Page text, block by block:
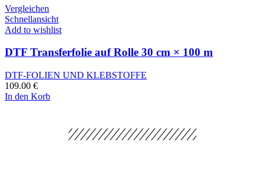
Vergleichen
Schnellansicht
Add to wishlist
DTF Transferfolie auf Rolle 30 cm × 100 m
DTF-FOLIEN UND KLEBSTOFFE
109.00 €
In den Korb